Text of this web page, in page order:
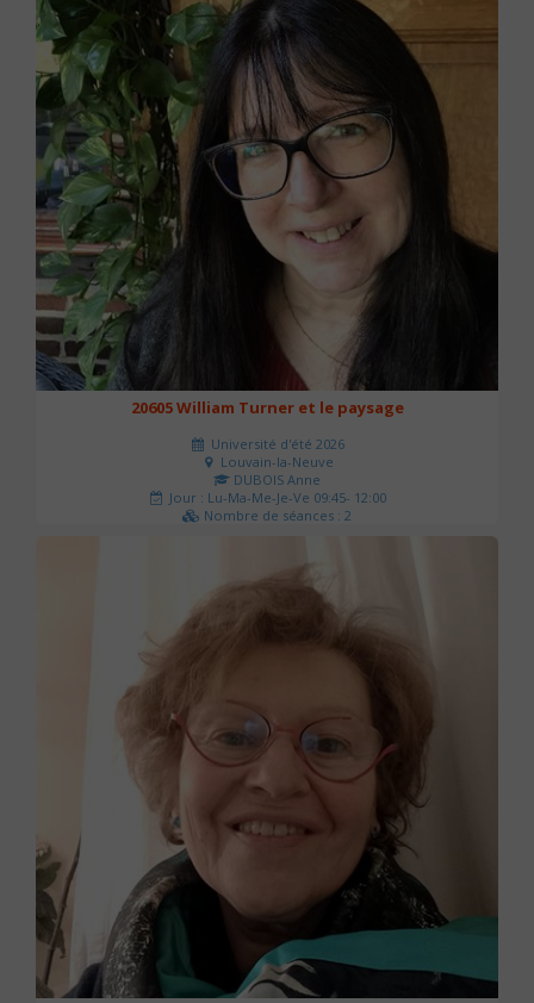
20605 William Turner et le paysage
Université d'été 2026
Louvain-la-Neuve
DUBOIS Anne
Jour : Lu-Ma-Me-Je-Ve 09:45- 12:00
Nombre de séances : 2